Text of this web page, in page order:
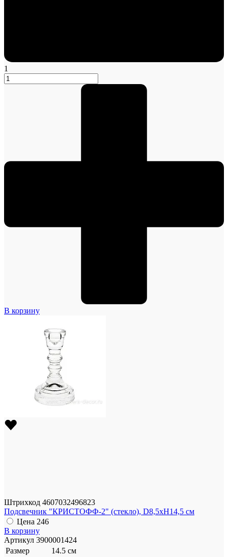
1
В корзину
Штрихкод 4607032496823
Подсвечник "КРИСТОФФ-2" (стекло), D8,5xH14,5 см
Цена 246
В корзину
Артикул 3900001424
Размер
14.5 см